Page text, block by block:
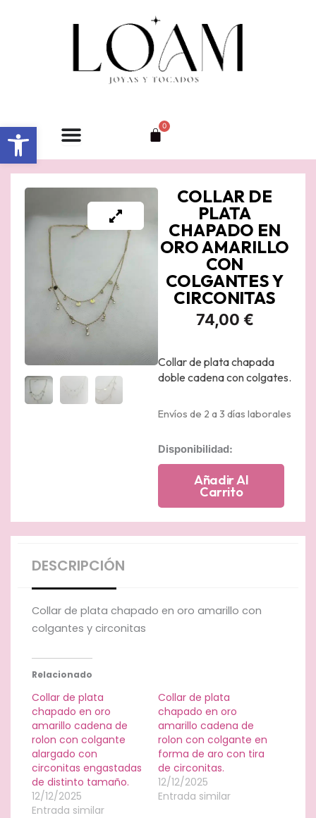
Abrir barra de herramientas 0
Carrito
COLLAR DE
PLATA
CHAPADO EN
ORO AMARILLO
CON
COLGANTES Y
CIRCONITAS
74,00 €
Collar de plata chapada
doble cadena con colgates.
Envíos de 2 a 3 días laborales
Disponibilidad:
Collar
en
Añadir Al
Carrito
DESCRIPCIÓN
Collar de plata chapado en oro amarillo con
colgantes y circonitas
Relacionado
Collar de plata
chapado en oro
amarillo cadena de
rolon con colgante
alargado con
circonitas engastadas
de distinto tamaño.
12/12/2025
Entrada similar
Collar de plata
chapado en oro
amarillo cadena de
rolon con colgante en
forma de aro con tira
de circonitas.
12/12/2025
Entrada similar